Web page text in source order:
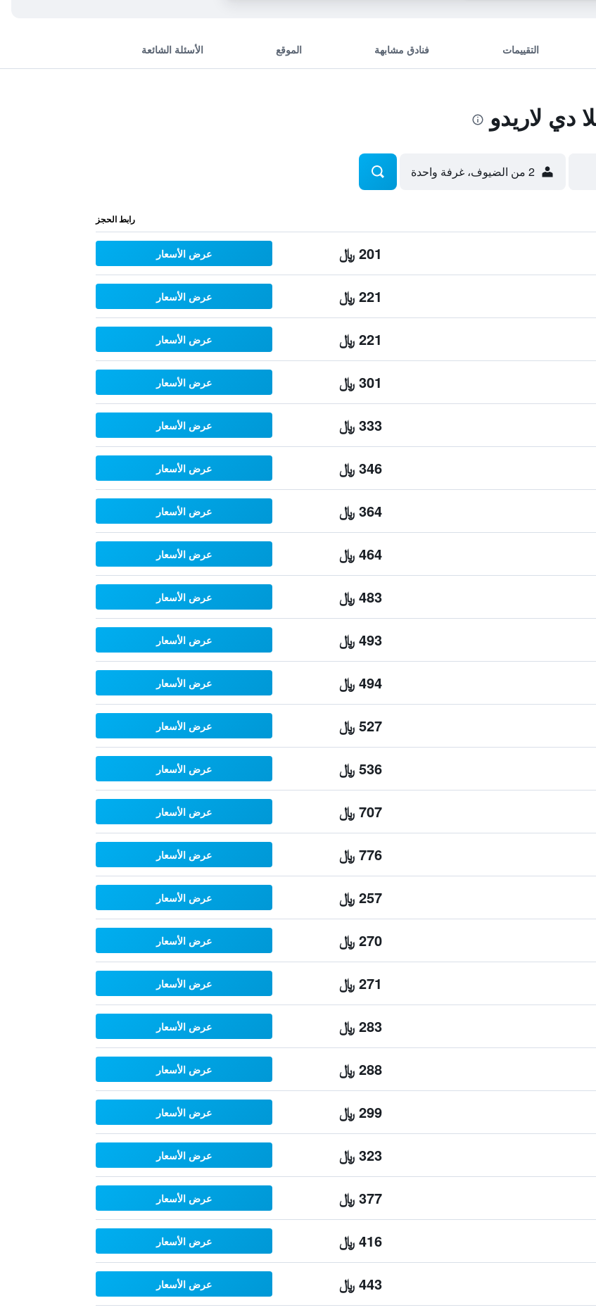
التقييمات فنادق مشابهة الموقع الأسئلة الشائعة
دي لاريدو
2 من الضيوف، غرفة واحدة
رابط الحجز
201 ﷼ عرض الأسعار
221 ﷼ عرض الأسعار
221 ﷼ عرض الأسعار
301 ﷼ عرض الأسعار
333 ﷼ عرض الأسعار
346 ﷼ عرض الأسعار
364 ﷼ عرض الأسعار
464 ﷼ عرض الأسعار
483 ﷼ عرض الأسعار
493 ﷼ عرض الأسعار
494 ﷼ عرض الأسعار
527 ﷼ عرض الأسعار
536 ﷼ عرض الأسعار
707 ﷼ عرض الأسعار
776 ﷼ عرض الأسعار
257 ﷼ عرض الأسعار
270 ﷼ عرض الأسعار
271 ﷼ عرض الأسعار
283 ﷼ عرض الأسعار
288 ﷼ عرض الأسعار
299 ﷼ عرض الأسعار
323 ﷼ عرض الأسعار
377 ﷼ عرض الأسعار
416 ﷼ عرض الأسعار
443 ﷼ عرض الأسعار